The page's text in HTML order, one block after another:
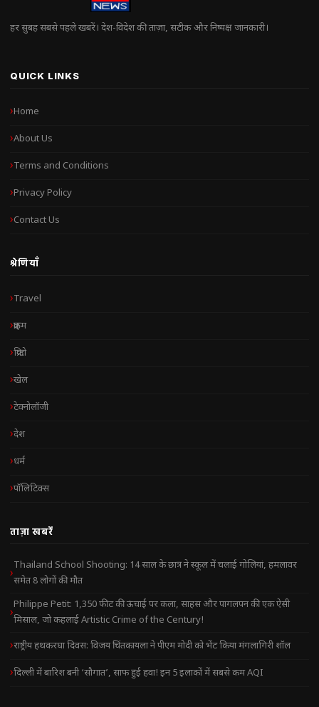
हर सुबह सबसे पहले खबरें। देश-विदेश की ताज़ा, सटीक और निष्पक्ष जानकारी।
QUICK LINKS
Home
About Us
Terms and Conditions
Privacy Policy
Contact Us
श्रेणियाँ
Travel
क्राइम
क्रिप्टो
खेल
टेक्नोलॉजी
देश
धर्म
पॉलिटिक्स
ताज़ा खबरें
Thailand School Shooting: 14 साल के छात्र ने स्कूल में चलाई गोलियां, हमलावर
समेत 8 लोगों की मौत
Philippe Petit: 1,350 फीट की ऊंचाई पर कला, साहस और पागलपन की एक ऐसी
मिसाल, जो कहलाई Artistic Crime of the Century!
राष्ट्रीय हथकरघा दिवस: विजय चिंतकायला ने पीएम मोदी को भेंट किया मंगलागिरी शॉल
दिल्ली में बारिश बनी ‘सौगात’, साफ हुई हवा! इन 5 इलाकों में सबसे कम AQI